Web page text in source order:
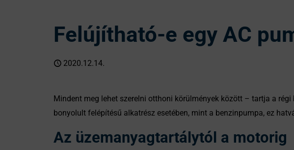
Felújítható-e egy AC
2020.12.14.
Mindent meg lehet szerelni otthoni körülmények között – tartja a
bonyolult felépítésű alkatrész esetében, mint a benzinpumpa, ez
Az üzemanyagtartálytól a motorig